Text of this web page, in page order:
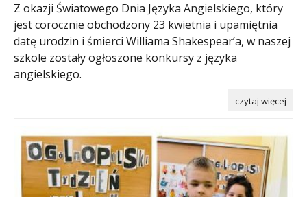
Z okazji Światowego Dnia Języka Angielskiego, który
jest corocznie obchodzony 23 kwietnia i upamiętnia
datę urodzin i śmierci Williama Shakespear’a, w naszej
szkole zostały ogłoszone konkursy z języka
angielskiego.
czytaj więcej